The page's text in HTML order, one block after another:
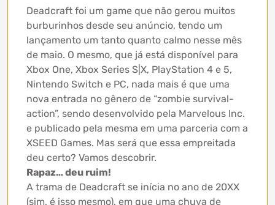
Deadcraft foi um game que não gerou muitos
burburinhos desde seu anúncio, tendo um
lançamento um tanto quanto calmo nesse mês
de maio. O mesmo, que já está disponível para
Xbox One, Xbox Series S|X, PlayStation 4 e 5,
Nintendo Switch e PC, nada mais é que uma
nova entrada no gênero de “zombie survival-
action”, sendo desenvolvido pela Marvelous Inc.
e publicado pela mesma em uma parceria com a
XSEED Games. Mas será que essa empreitada
deu certo? Vamos descobrir.
Rapaz… deu ruim!
A trama de Deadcraft se inícia no ano de 20XX
(sim, é isso mesmo), em que uma chuva de